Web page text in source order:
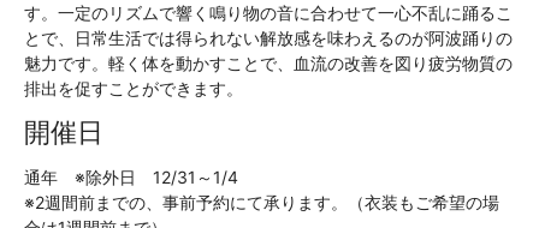
す。一定のリズムで響く鳴り物の音に合わせて一心不乱に踊るこ
とで、日常生活では得られない解放感を味わえるのが阿波踊りの
魅力です。軽く体を動かすことで、血流の改善を図り疲労物質の
排出を促すことができます。
開催日
通年 ※除外日 12/31～1/4
※2週間前までの、事前予約にて承ります。（衣装もご希望の場